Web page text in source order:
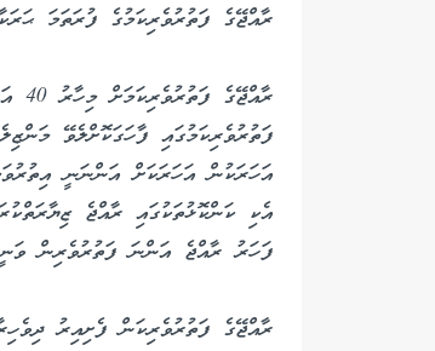
ރާއްޖޭގެ ފަތުރުވެރިކަމުގެ ފުރަތަމަ
ފަތުރުވެރިކަމުގައި ފާހަގަކޮށްލެވޭ
އަހަރަކުން އަހަރަކަށް އަންނަނީ
އެކި ކަންކޮޅުތަކުގައި ރާއްޖެ
ފަހަރު ރާއްޖެ އަންނަ ފަތުރުވެރިން
ރާއްޖޭގެ ފަތުރުވެރިކަން ފެށިއިރު